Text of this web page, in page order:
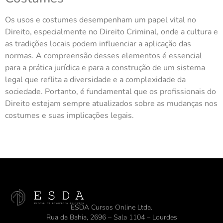
Os usos e costumes desempenham um papel vital no
Direito, especialmente no Direito Criminal, onde a cultura e
as tradições locais podem influenciar a aplicação das
normas. A compreensão desses elementos é essencial
para a prática jurídica e para a construção de um sistema
legal que reflita a diversidade e a complexidade da
sociedade. Portanto, é fundamental que os profissionais do
Direito estejam sempre atualizados sobre as mudanças nos
costumes e suas implicações legais.
ESDA Cursos Online Ltda.
Rua da Bahia, 2696 – Sala 1104 – Lourdes